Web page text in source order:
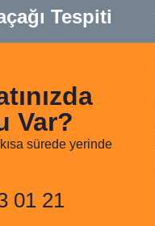
Tespiti
Var?
sürede yerinde
01 21